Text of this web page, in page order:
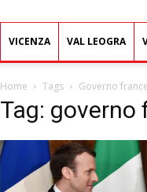
VICENZA VAL LEOGRA
Home Tags Governo
Tag: governo